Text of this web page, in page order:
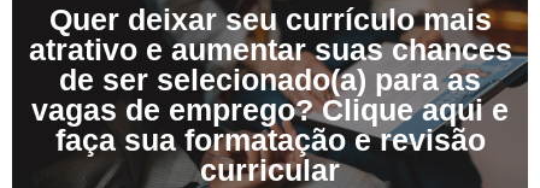
Quer deixar seu currículo mais
atrativo e aumentar suas chances
de ser selecionado(a) para as
vagas de emprego? Clique aqui e
faça sua formatação e revisão
curricular